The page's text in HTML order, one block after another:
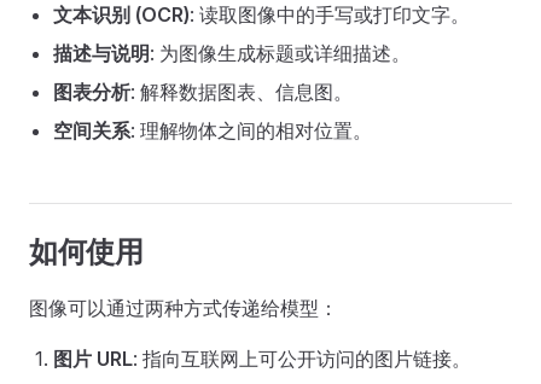
文本识别 (OCR): 读取图像中的手写或打印文字。
描述与说明: 为图像生成标题或详细描述。
图表分析: 解释数据图表、信息图。
空间关系: 理解物体之间的相对位置。
如何使用
图像可以通过两种方式传递给模型：
图片 URL: 指向互联网上可公开访问的图片链接。